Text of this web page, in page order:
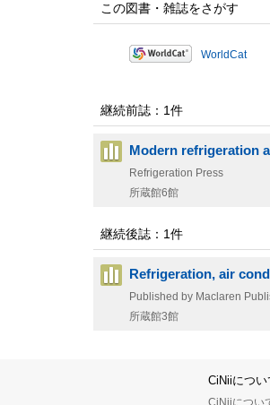
この図書・雑誌をさがす
WorldCat
継続前誌：1件
Modern refrigeration
Refrigeration Press
所蔵館6館
継続後誌：1件
Refrigeration, air
Published by Maclaren
所蔵館3館
CiNiiについ
CiNiiについ